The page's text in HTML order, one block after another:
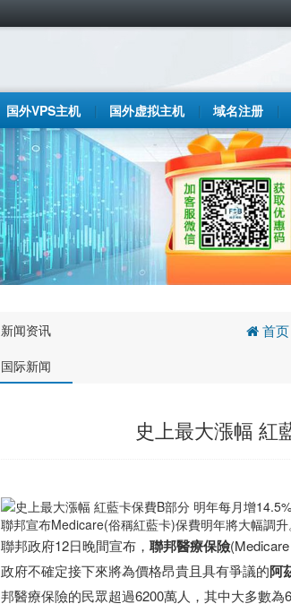
国外VPS主机 国外虚拟主机 域名注册
新闻资讯
国际新闻
首页
史上最大漲幅 紅
聯邦宣布Medicare(俗稱紅藍卡)保費明年將大幅調
聯邦政府12日晚間宣布， 聯邦醫療保險
政府不確定接下來將為價格昂貴且具有爭議的阿
邦醫療保險的民眾超過6200萬人，其中大多數為